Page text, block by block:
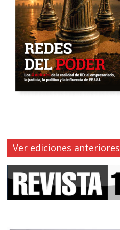
Ver ediciones anteriores